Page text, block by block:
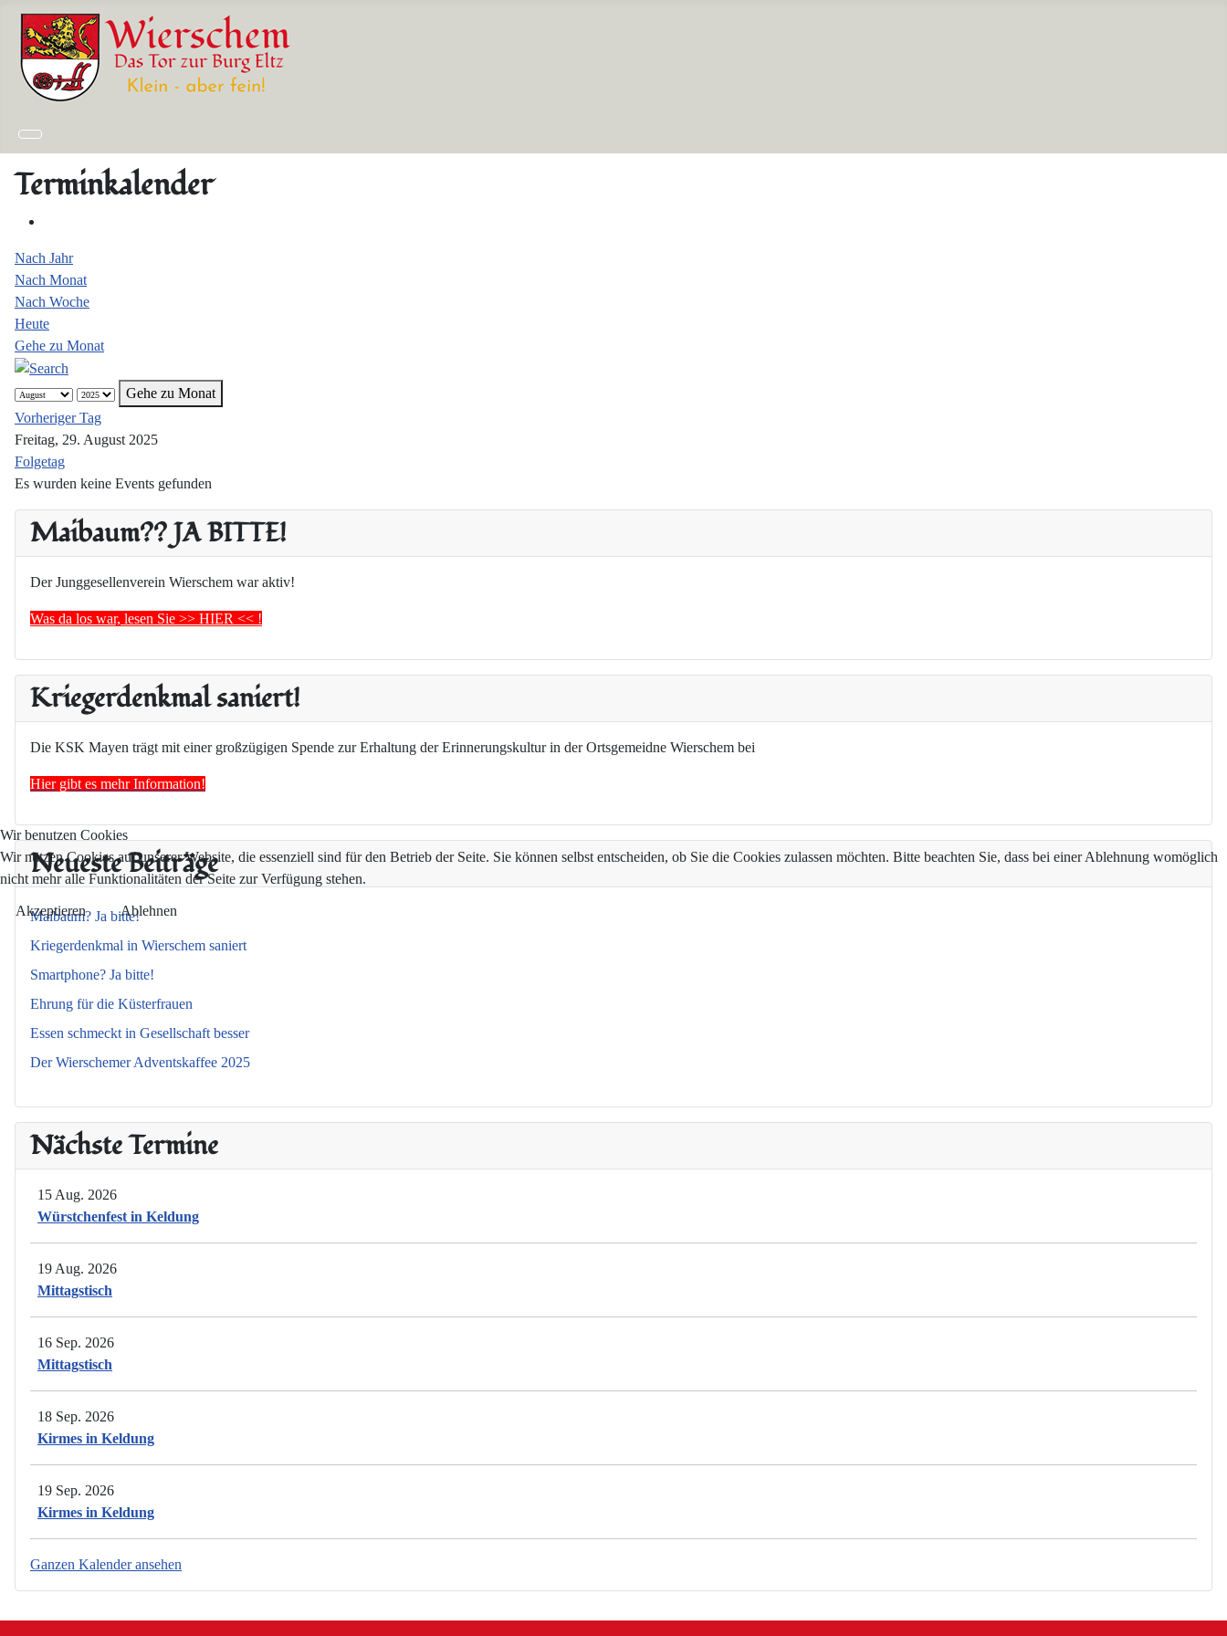
Maibaum?? JA BITTE!
Der Junggesellenverein Wierschem war aktiv!
Was da los war, lesen Sie >> HIER << !
Kriegerdenkmal saniert!
Die KSK Mayen trägt mit einer großzügigen Spende zur Erhaltung der Erinnerungskultur in der Ortsgemeidne Wierschem bei
Hier gibt es mehr Information!
Neueste Beiträge
Maibaum? Ja bitte!
Kriegerdenkmal in Wierschem saniert
Smartphone? Ja bitte!
Ehrung für die Küsterfrauen
Essen schmeckt in Gesellschaft besser
Der Wierschemer Adventskaffee 2025
Nächste Termine
15 Aug. 2026
Würstchenfest in Keldung
19 Aug. 2026
Mittagstisch
16 Sep. 2026
Mittagstisch
18 Sep. 2026
Kirmes in Keldung
19 Sep. 2026
Kirmes in Keldung
Ganzen Kalender ansehen
Terminkalender
Nach Jahr
Nach Monat
Nach Woche
Heute
Gehe zu Monat
Gehe zu Monat
Vorheriger Tag
Freitag, 29. August 2025
Folgetag
Es wurden keine Events gefunden
Wir benutzen Cookies
Wir nutzen Cookies auf unserer Website, die essenziell sind für den Betrieb der Seite. Sie können selbst entscheiden, ob Sie die Cookies zulassen möchten. Bitte beachten Sie, dass bei einer Ablehnung womöglich
nicht mehr alle Funktionalitäten der Seite zur Verfügung stehen.
Akzeptieren Ablehnen